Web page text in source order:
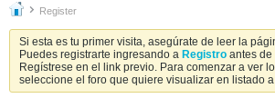
Register
Si esta es tu primer visita, asegúrate de leer la
Puedes registrarte ingresando a Registro antes de
Regístrese en el link previo. Para comenzar a ver
seleccione el foro que quiere visualizar en listado